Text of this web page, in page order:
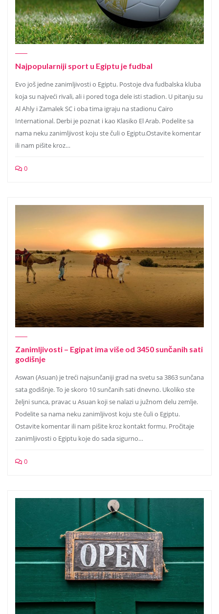
Najpopularniji sport u Egiptu je fudbal
Evo još jedne zanimljivosti o Egiptu. Postoje dva fudbalska kluba
koja su najveći rivali, ali i pored toga dele isti stadion. U pitanju su
Al Ahly i Zamalek SC i oba tima igraju na stadionu Cairo
International. Derbi je poznat i kao Klasiko El Arab. Podelite sa
nama neku zanimljivost koju ste čuli o Egiptu.Ostavite komentar
ili nam pišite kroz…
0
Zanimljivosti – Egipat ima više od 3450 sunčanih sati
godišnje
Aswan (Asuan) je treći najsunčaniji grad na svetu sa 3863 sunčana
sata godišnje. To je skoro 10 sunčanih sati dnevno. Ukoliko ste
željni sunca, pravac u Asuan koji se nalazi u južnom delu zemlje.
Podelite sa nama neku zanimljivost koju ste čuli o Egiptu.
Ostavite komentar ili nam pišite kroz kontakt formu. Pročitaje
zanimljivosti o Egiptu koje do sada sigurno…
0